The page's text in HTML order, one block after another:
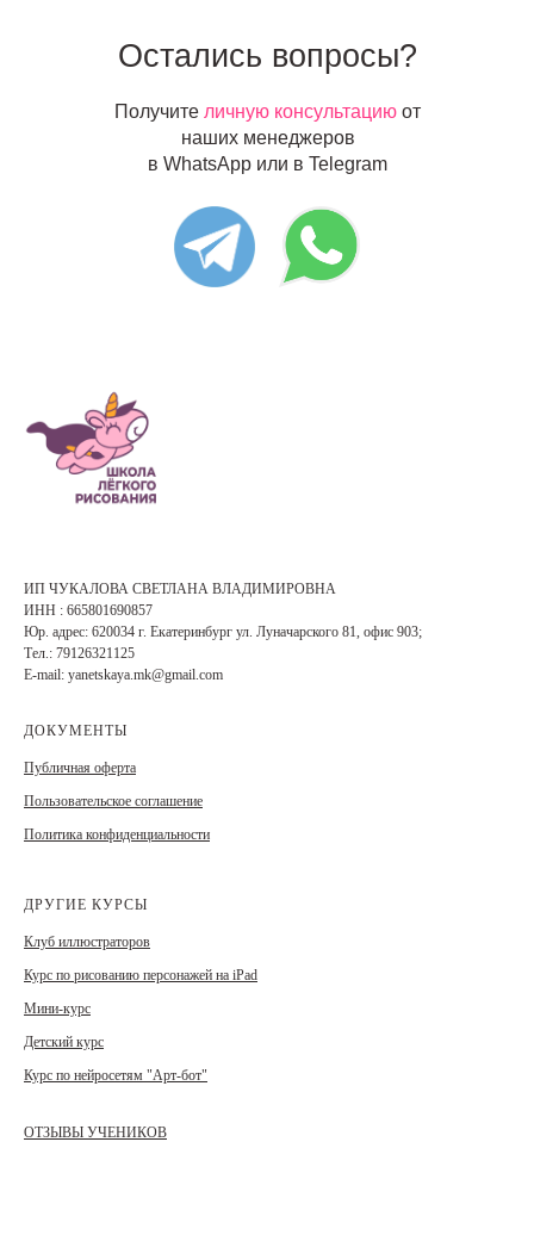
Остались вопросы?
Получите личную консультацию от
наших менеджеров
в WhatsApp или в Telegram
ИП ЧУКАЛОВА СВЕТЛАНА ВЛАДИМИРОВНА
ИНН : 665801690857
Юр. адрес: 620034 г. Екатеринбург ул. Луначарского 81, офис 903;
Тел.: 79126321125
E-mail: yanetskaya.mk@gmail.com
ДОКУМЕНТЫ
Публичная оферта
Пользовательское соглашение
Политика конфиденциальности
ДРУГИЕ КУРСЫ
Клуб иллюстраторов
Курс по рисованию персонажей на iPad
Мини-курс
Детский курс
Курс по нейросетям "Арт-бот"
ОТЗЫВЫ УЧЕНИКОВ